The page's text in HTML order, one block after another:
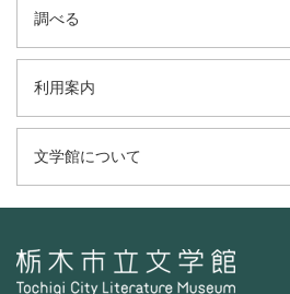
調べる
利用案内
文学館について